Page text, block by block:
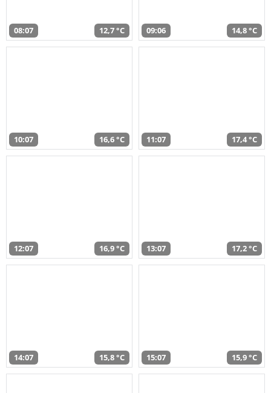
08:07 12,7 °C 09:06 14,8 °C
10:07 16,6 °C 11:07 17,4 °C
12:07 16,9 °C 13:07 17,2 °C
14:07 15,8 °C 15:07 15,9 °C